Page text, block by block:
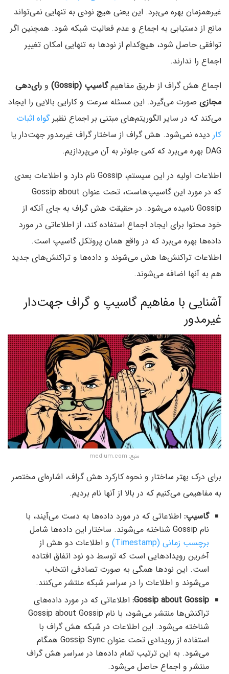
غیرهمزمان بهره می‌برد. این یعنی هیچ‌ نودی به تنهایی نمی‌تواند
مانع از دستیابی به اجماع و عدم فعالیت شبکه شود. همچنین اگر
توافقی حاصل شود، هیچ‌کدام از نودها به تنهایی امکان تغییر
اجماع را ندارند.
اجماع هش گراف از طریق مفاهیمگاسیپ (Gossip) و رای‌دهی
مجازی صورت می‌گیرد. این مسئله سرعت و کارایی بالایی را ایجاد
می‌کند که در سایر الگوریتم‌های مبتنی بر اجماع نظیرگواه اثبات
کار دیده نمی‌شود. هش گراف از ساختار گراف غیرمدور جهت‌دار یا
DAG بهره می‌برد که کمی جلوتر به آن می‌پردازیم.
اطلاعات اولیه در این سیستم، Gossip نام دارد و اطلاعات بعدی
که در مورد این گاسیپ‌هاست، تحت عنوان Gossip about
Gossip نامیده می‌شود. در حقیقت هش گراف به جای آنکه از
خود محتوا برای ایجاد اجماع استفاده کند، از اطلاعاتی در مورد
داده‌ها بهره می‌برد که در واقع همان پروتکل گاسیپ است.
اطلاعات تراکنش‌ها هش می‌شوند و داده‌ها و تراکنش‌های جدید
هم به آنها اضافه می‌شوند.
آشنایی با مفاهیم گاسیپ و گراف جهت‌دار
غیرمدور
منبع: medium.com
برای درک بهتر ساختار و نحوه کارکرد هش گراف، اشاره‌ای مختصر
به مفاهیمی می‌کنیم که در بالا از آنها نام بردیم.
گاسیپ: اطلاعاتی که در مورد داده‌ها به دست می‌آیند، با
نام Gossip شناخته می‌شوند. ساختار این داده‌ها شامل
برچسب زمانی (Timestamp)
و اطلاعات دو هش از
آخرین رویدادهایی است که توسط دو نود اتفاق افتاده
است. این نودها همگی به صورت تصادفی انتخاب
می‌شوند و اطلاعات را در سراسر شبکه منتشر می‌کنند.
Gossip about Gossip: اطلاعاتی که در مورد داده‌های
تراکنش‌ها منتشر می‌شود، با نام Gossip about Gossip
شناخته می‌شود. این اطلاعات در شبکه هش گراف با
استفاده از رویدادی تحت عنوان Gossip Sync همگام
می‌شود. به این ترتیب تمام داده‌ها در سراسر هش گراف
منتشر و اجماع حاصل می‌شود.